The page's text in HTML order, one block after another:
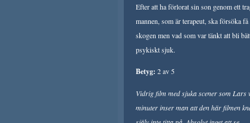
Efter att ha förlorat sin son genom ett
mannen, som är terapeut, ska försöka
skogen men vad som var tänkt att bli
psykiskt sjuk.
Betyg: 2 av 5
Vidrig film med sjuka scener som Lars
minuter inser man att den här filmen